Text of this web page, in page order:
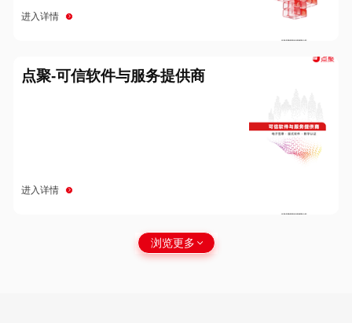
进入详情
点聚-可信软件与服务提供商
进入详情
浏览更多